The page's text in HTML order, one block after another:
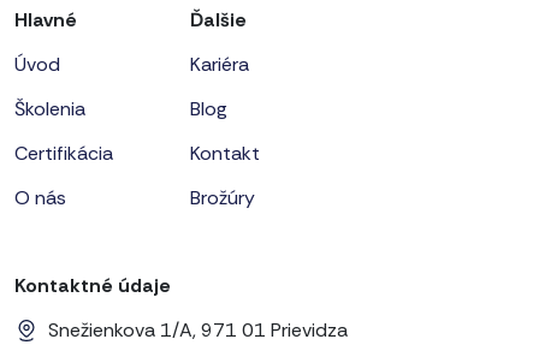
Hlavné
Úvod
Školenia
Certifikácia
O nás
Ďalšie
Kariéra
Blog
Kontakt
Brožúry
Kontaktné údaje
Snežienkova 1/A, 971 01 Prievidza